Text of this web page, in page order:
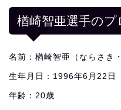
楢崎智亜選手の
名前：楢崎智亜（ならさき
生年月日：1996年6月22日
年齢：20歳